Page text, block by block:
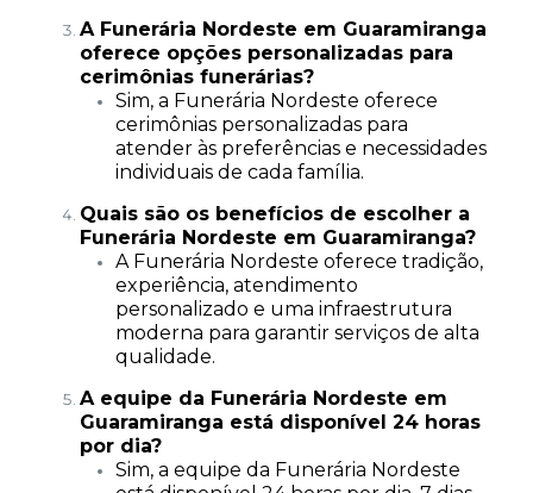
A Funerária Nordeste em Guaramiranga
oferece opções personalizadas para
cerimônias funerárias?
Sim, a Funerária Nordeste oferece
cerimônias personalizadas para
atender às preferências e necessidades
individuais de cada família.
Quais são os benefícios de escolher a
Funerária Nordeste em Guaramiranga?
A Funerária Nordeste oferece tradição,
experiência, atendimento
personalizado e uma infraestrutura
moderna para garantir serviços de alta
qualidade.
A equipe da Funerária Nordeste em
Guaramiranga está disponível 24 horas
por dia?
Sim, a equipe da Funerária Nordeste